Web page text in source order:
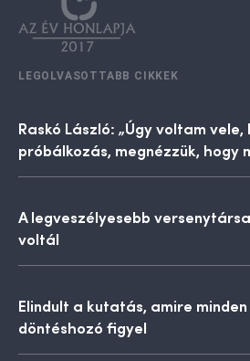
LEGOLVASOTTABB CIKKEK
Raskó László: „Úgy voltam
próbálkozás, megnézzük, hogy
A legveszélyesebb
voltál
Elindult a kutatás, amire
döntéshozó figyel